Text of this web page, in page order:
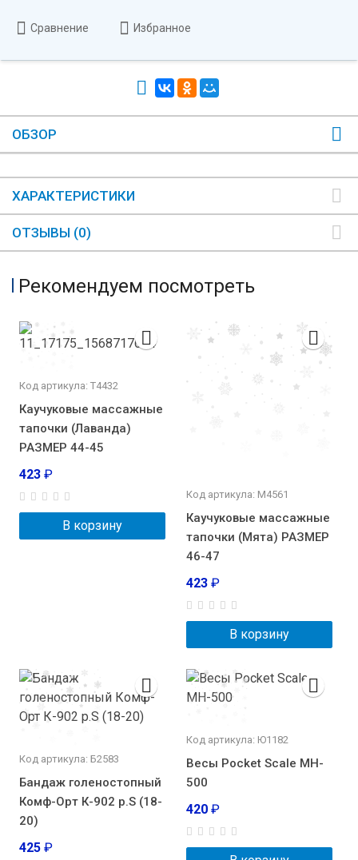
Сравнение Избранное
ОБЗОР
ХАРАКТЕРИСТИКИ
ОТЗЫВЫ (0)
Рекомендуем посмотреть
Код артикула: Т4432
Каучуковые массажные
тапочки (Лаванда)
РАЗМЕР 44-45
423 ₽
В корзину
Код артикула: М4561
Каучуковые массажные
тапочки (Мята) РАЗМЕР
46-47
423 ₽
В корзину
Код артикула: Б2583
Бандаж голеностопный
Комф-Орт К-902 р.S (18-
20)
425 ₽
Код артикула: Ю1182
Весы Pocket Scale MH-
500
420 ₽